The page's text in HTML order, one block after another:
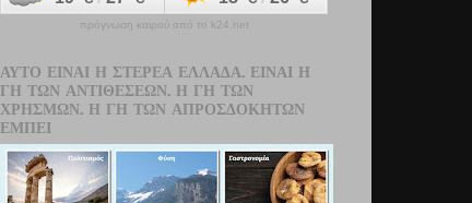
πρόγνωση καιρού από το k24.net
ΑΥΤΌ ΕΊΝΑΙ Η ΣΤΕΡΕΆ ΕΛΛΆΔΑ. ΕΊΝΑΙ Η
ΓΗ ΤΩΝ ΑΝΤΙΘΈΣΕΩΝ. Η ΓΗ ΤΩΝ
ΧΡΗΣΜΏΝ. Η ΓΗ ΤΩΝ ΑΠΡΟΣΔΌΚΗΤΩΝ
ΕΜΠΕΙ